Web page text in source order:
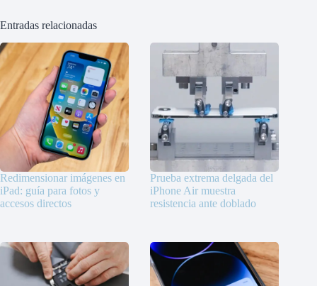
Entradas relacionadas
Redimensionar imágenes en
iPad: guía para fotos y
accesos directos
Prueba extrema delgada del
iPhone Air muestra
resistencia ante doblado